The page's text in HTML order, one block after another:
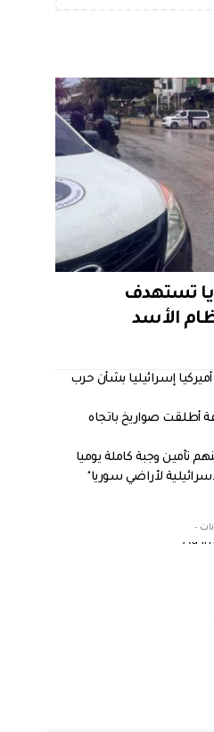
تستهدف
الأسد
إسرائيليا بشأن حرب
أطلقت صواريخ باتجاه
لأراضي سوريا"
-